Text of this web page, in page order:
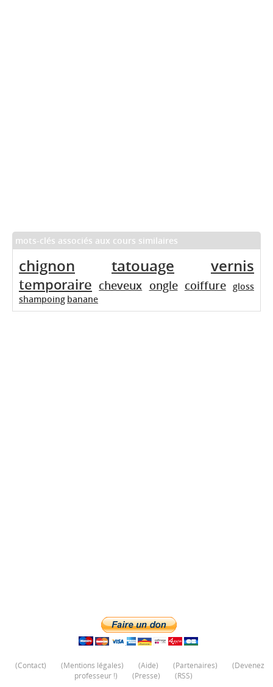
mots-clés associés aux cours similaires
chignon tatouage vernis
temporaire cheveux ongle coiffure gloss
shampoing banane
(Contact) (Mentions légales) (Aide) (Partenaires) (Devenez
professeur !) (Presse) (RSS)